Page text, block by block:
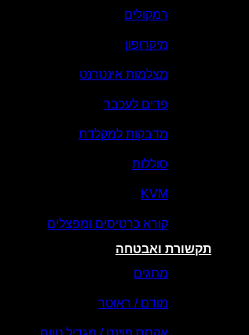
רמקולים
מיקרופון
מצלמות אינטרנט
פדים לעכבר
מדבקות למקלדת
סוללות
KVM
קורא כרטיסים ומפצלים
תקשורת ואבטחה
מתגים
מודם / ראוטר